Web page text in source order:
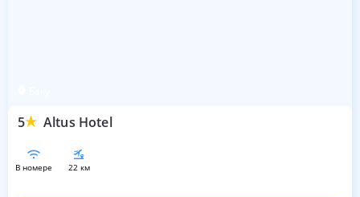
5 Altus Hotel
в номере 22 км